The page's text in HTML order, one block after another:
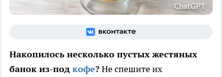
ChatGPT
Накопилось несколько пустых жестяных
банок из-под кофе?Не спешите их